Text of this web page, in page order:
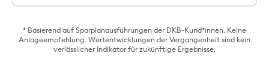
* Basierend auf Sparplanausführungen der DKB-Kund*innen. Keine
Anlageempfehlung. Wertentwicklungen der Vergangenheit sind kein
verlässlicher Indikator für zukünftige Ergebnisse.